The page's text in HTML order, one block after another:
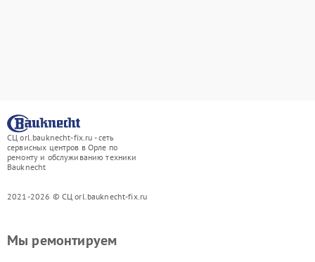
СЦ orl.bauknecht-fix.ru - сеть
сервисных центров в Орле по
ремонту и обслуживанию техники
Bauknecht
2021-2026 © СЦ orl.bauknecht-fix.ru
Мы ремонтируем